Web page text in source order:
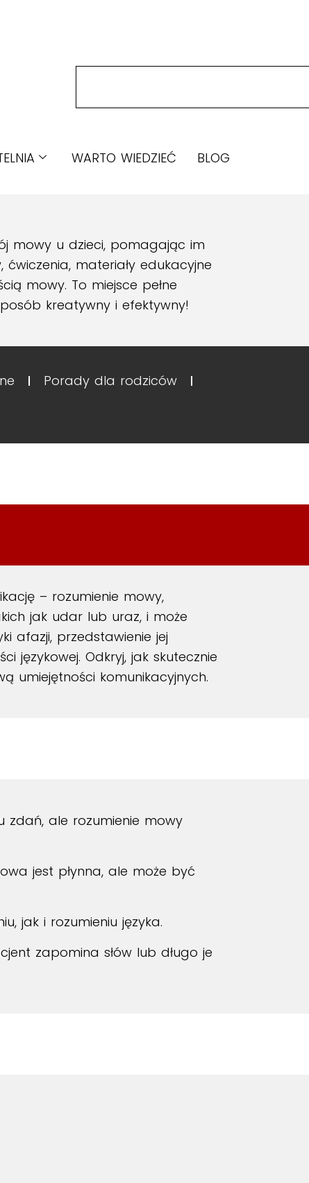
WARTO WIEDZIEĆ
BLOG
mowy u dzieci, pomagając im
materiały edukacyjne
mowy. To miejsce pełne
kreatywny i efektywny!
Porady dla rodziców
– rozumienie mowy,
jak udar lub uraz, i może
afazji, przedstawienie jej
Odkryj, jak skutecznie
umiejętności komunikacyjnych.
zdań, ale rozumienie mowy
jest płynna, ale może być
jak i rozumieniu języka.
zapomina słów lub długo je